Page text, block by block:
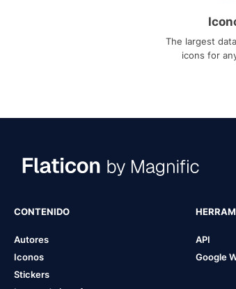
The largest
icons for
CONTENIDO
Autores
Iconos
Stickers
API
Google